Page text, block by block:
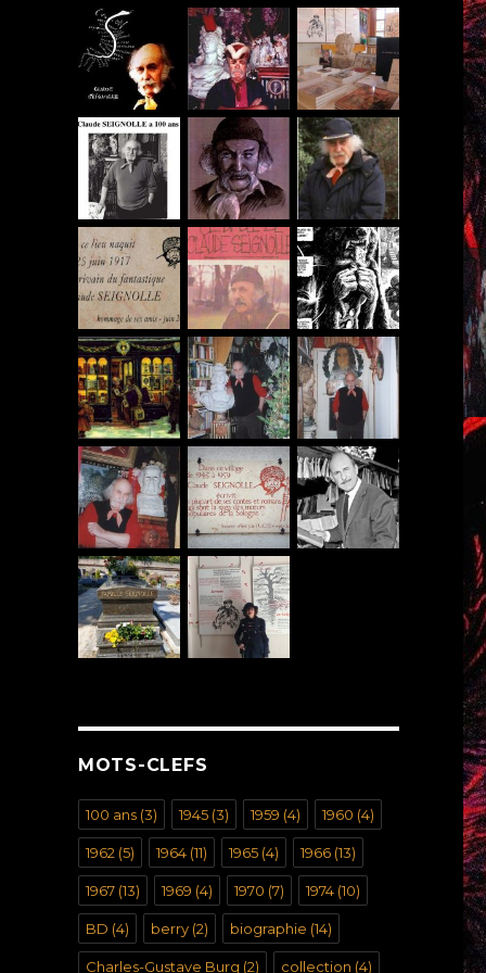
MOTS-CLEFS
100 ans(3) 1945(3) 1959 (4) 1960 (4)
1962 (5) 1964(11) 1965(4) 1966(13)
1967(13) 1969 (4) 1970 (7) 1974(10)
BD (4) berry(2) biographie (14)
Charles-Gustave Burg (2) collection (4)